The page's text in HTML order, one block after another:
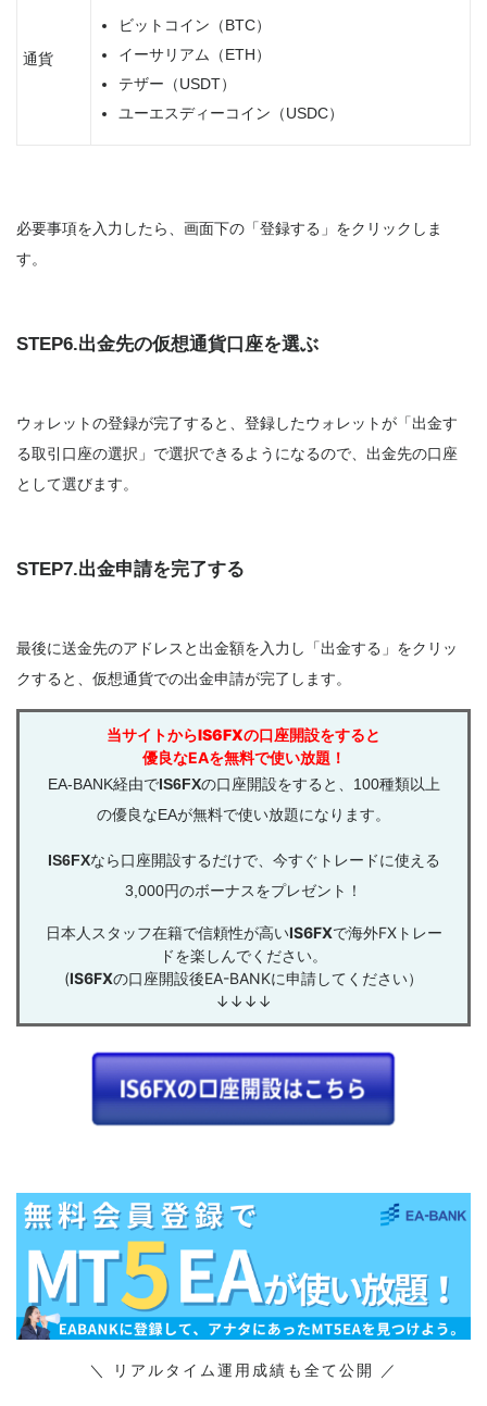
通貨
ビットコイン（BTC）
イーサリアム（ETH）
テザー（USDT）
ユーエスディーコイン（USDC）
必要事項を入力したら、画面下の「登録する」をクリックしま
す。
STEP6.出金先の仮想通貨口座を選ぶ
ウォレットの登録が完了すると、登録したウォレットが「出金す
る取引口座の選択」で選択できるようになるので、出金先の口座
として選びます。
STEP7.出金申請を完了する
最後に送金先のアドレスと出金額を入力し「出金する」をクリッ
クすると、仮想通貨での出金申請が完了します。
当サイトからIS6FXの口座開設をすると
優良なEAを無料で使い放題！
EA-BANK経由でIS6FXの口座開設をすると、100種類以上
の優良なEAが無料で使い放題になります。
IS6FXなら口座開設するだけで、今すぐトレードに使える
3,000円のボーナスをプレゼント！
日本人スタッフ在籍で信頼性が高いIS6FXで海外FXトレー
ドを楽しんでください。
(IS6FXの口座開設後EA-BANKに申請してください）
↓↓↓↓
＼ リアルタイム運用成績も全て公開 ／